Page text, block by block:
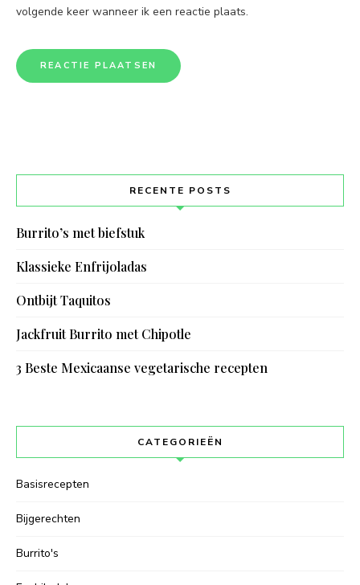
volgende keer wanneer ik een reactie plaats.
RECENTE POSTS
Burrito’s met biefstuk
Klassieke Enfrijoladas
Ontbijt Taquitos
Jackfruit Burrito met Chipotle
3 Beste Mexicaanse vegetarische recepten
CATEGORIEËN
Basisrecepten
Bijgerechten
Burrito's